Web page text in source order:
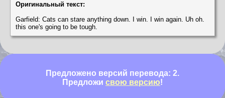
Оригинальный текст:
Garfield: Cats can stare anything down. I win. I win again. Uh oh.
this one's going to be tough.
Предложено версий перевода: 2.
Предложи свою версию!